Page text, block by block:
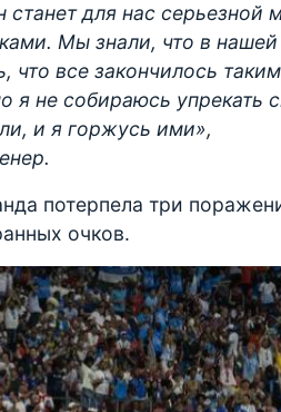
для нас серьезной
Мы знали, что в
что все закончилось
я не собираюсь упрекать
и я горжусь ими»,
потерпела три
очков.